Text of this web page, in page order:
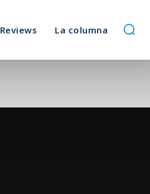
Reviews La columna